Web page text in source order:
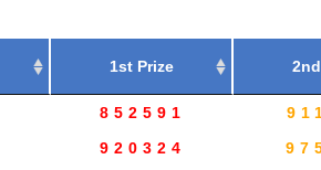
1st Prize
852591
920324